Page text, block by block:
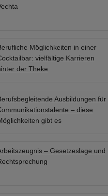
Möglichkeiten in einer
vielfältige Karrieren
der Theke
Ausbildungen für
– diese
gibt es
– Gesetzeslage und